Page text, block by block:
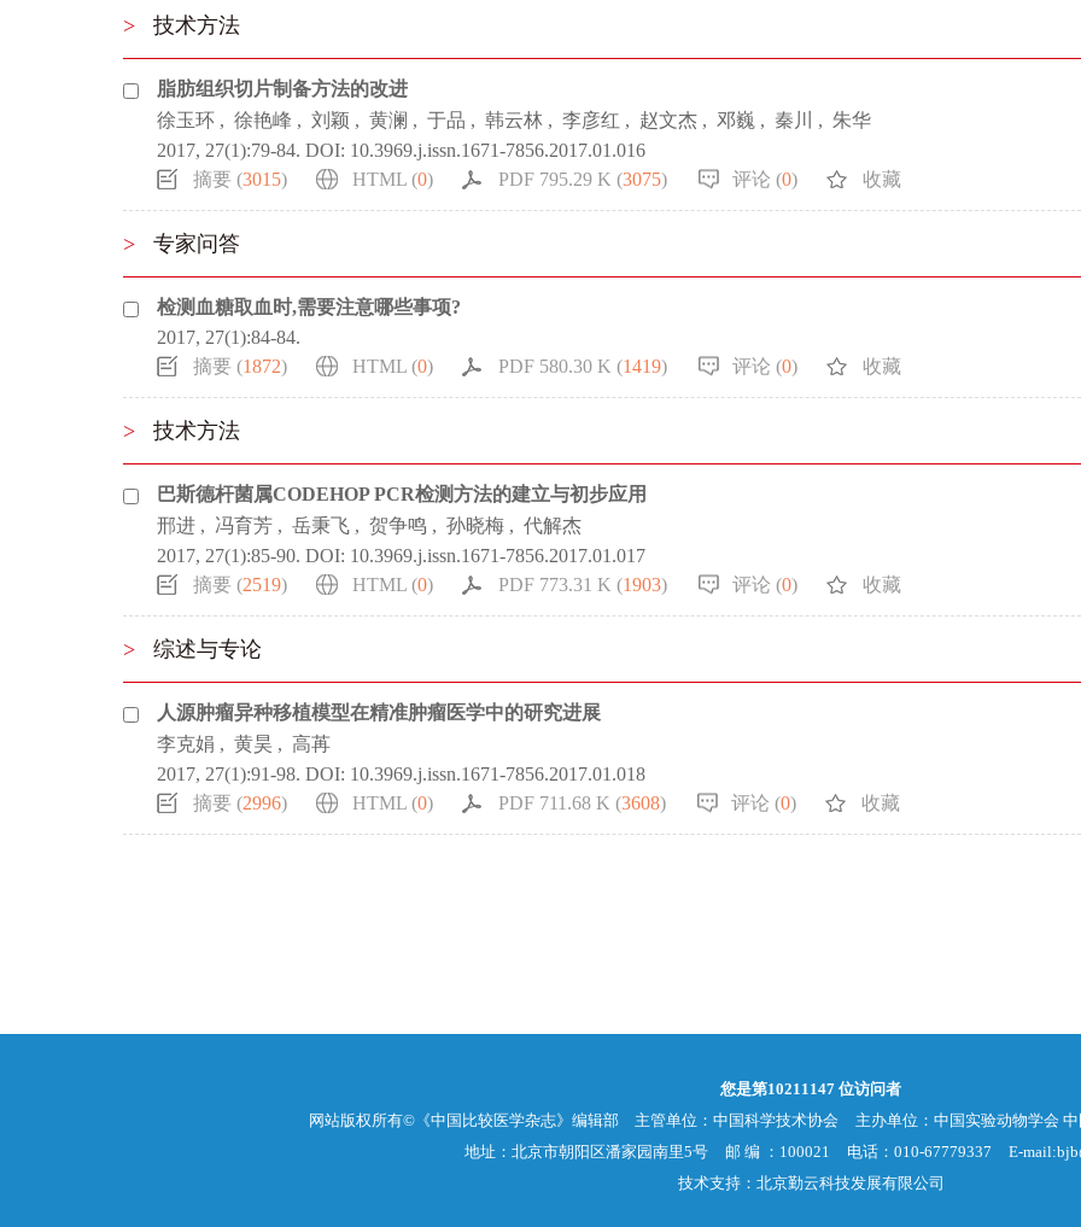
> 技术方法
脂肪组织切片制备方法的改进
徐玉环 , 徐艳峰 , 刘颖 , 黄澜 , 于品 , 韩云林 , 李彦红 , 赵文杰 , 邓巍 , 秦川 , 朱华
2017, 27(1):79-84. DOI: 10.3969.j.issn.1671-7856.2017.01.016
摘要 (3015) HTML (0) PDF 795.29 K (3075) 评论 (0) 收藏
> 专家问答
检测血糖取血时,需要注意哪些事项?
2017, 27(1):84-84.
摘要 (1872) HTML (0) PDF 580.30 K (1419) 评论 (0) 收藏
> 技术方法
巴斯德杆菌属CODEHOP PCR检测方法的建立与初步应用
邢进 , 冯育芳 , 岳秉飞 , 贺争鸣 , 孙晓梅 , 代解杰
2017, 27(1):85-90. DOI: 10.3969.j.issn.1671-7856.2017.01.017
摘要 (2519) HTML (0) PDF 773.31 K (1903) 评论 (0) 收藏
> 综述与专论
人源肿瘤异种移植模型在精准肿瘤医学中的研究进展
李克娟 , 黄昊 , 高苒
2017, 27(1):91-98. DOI: 10.3969.j.issn.1671-7856.2017.01.018
摘要 (2996) HTML (0) PDF 711.68 K (3608) 评论 (0) 收藏
您是第10211147 位访问者
网站版权所有©《中国比较医学杂志》编辑部
主管单位：中国科学技术协会
主办单位：中国实验动物学会
地址：北京市朝阳区潘家园南里5号
邮 编 ：100021 电话：010-67779337
E-
技术支持：北京勤云科技发展有限公司